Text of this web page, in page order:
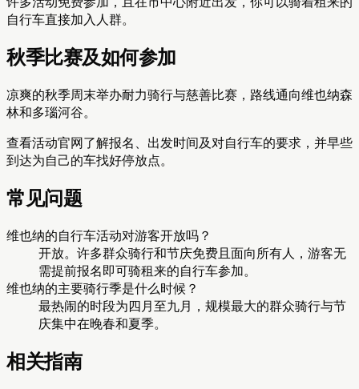
自行车直接加入人群。
秋季比赛及如何参加
凉爽的秋季周末举办耐力骑行与慈善比赛，路线通向维也纳森
林和多瑙河谷。
查看活动官网了解报名、出发时间及对自行车的要求，并早些
到达为自己的车找好停放点。
常见问题
维也纳的自行车活动对游客开放吗？
开放。许多群众骑行和节庆免费且面向所有人，游客无
需提前报名即可骑租来的自行车参加。
维也纳的主要骑行季是什么时候？
最热闹的时段为四月至九月，规模最大的群众骑行与节
庆集中在晚春和夏季。
相关指南